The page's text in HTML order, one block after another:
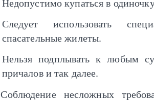
Недопустимо купаться в
Следует использовать
спасательные жилеты.
Нельзя подплывать к любым
причалов и так далее.
Соблюдение несложных